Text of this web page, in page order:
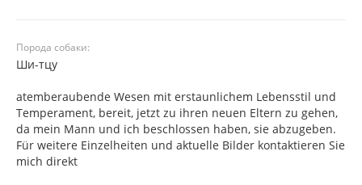
Порода собаки:
Ши-тцу
atemberaubende Wesen mit erstaunlichem Lebensstil und
Temperament, bereit, jetzt zu ihren neuen Eltern zu gehen,
da mein Mann und ich beschlossen haben, sie abzugeben.
Für weitere Einzelheiten und aktuelle Bilder kontaktieren Sie
mich direkt